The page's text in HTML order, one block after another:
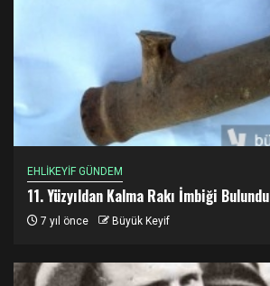
EHLİKEYİF GÜNDEM
11. Yüzyıldan Kalma Rakı İmbiği Bulundu
7 yıl önce Büyük Keyif